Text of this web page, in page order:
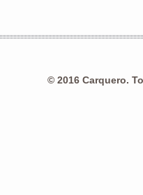
© 2016 Carquero.